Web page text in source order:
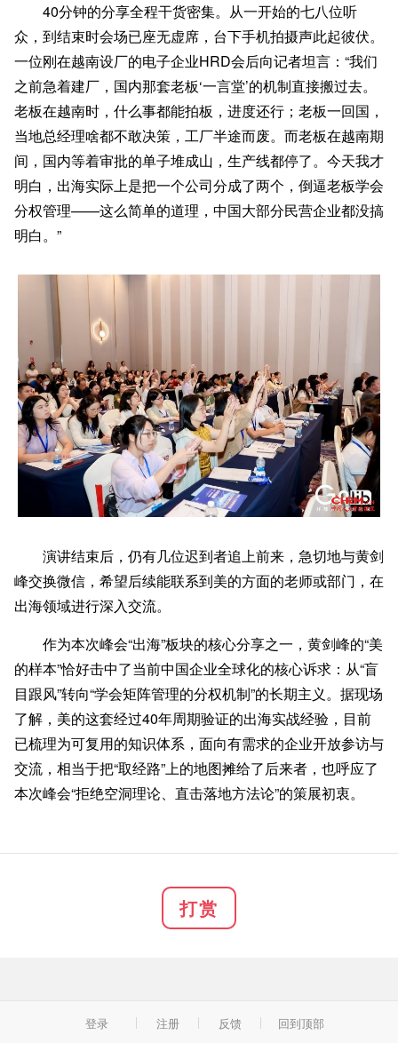
40分钟的分享全程干货密集。从一开始的七八位听
众，到结束时会场已座无虚席，台下手机拍摄声此起彼伏。
一位刚在越南设厂的电子企业HRD会后向记者坦言：“我们
之前急着建厂，国内那套老板‘一言堂’的机制直接搬过去。
老板在越南时，什么事都能拍板，进度还行；老板一回国，
当地总经理啥都不敢决策，工厂半途而废。而老板在越南期
间，国内等着审批的单子堆成山，生产线都停了。今天我才
明白，出海实际上是把一个公司分成了两个，倒逼老板学会
分权管理——这么简单的道理，中国大部分民营企业都没搞
明白。”
演讲结束后，仍有几位迟到者追上前来，急切地与黄剑
峰交换微信，希望后续能联系到美的方面的老师或部门，在
出海领域进行深入交流。
作为本次峰会“出海”板块的核心分享之一，黄剑峰的“美
的样本”恰好击中了当前中国企业全球化的核心诉求：从“盲
目跟风”转向“学会矩阵管理的分权机制”的长期主义。据现场
了解，美的这套经过40年周期验证的出海实战经验，目前
已梳理为可复用的知识体系，面向有需求的企业开放参访与
交流，相当于把“取经路”上的地图摊给了后来者，也呼应了
本次峰会“拒绝空洞理论、直击落地方法论”的策展初衷。
打赏
登录 注册 反馈 回到顶部